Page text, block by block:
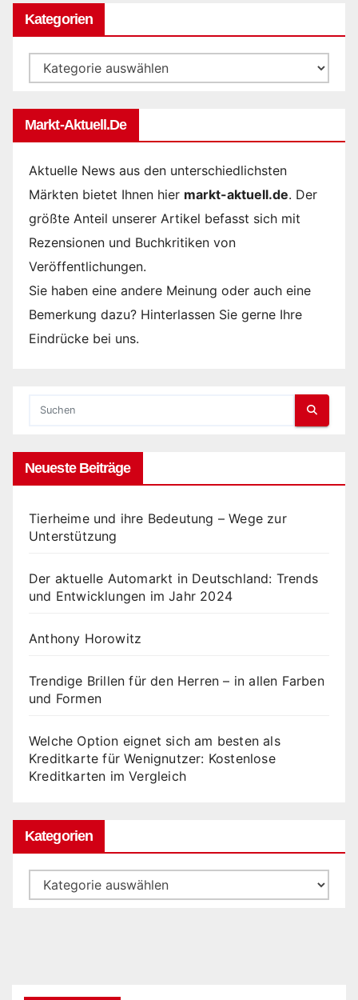
Kategorien
Kategorien
Markt-Aktuell.de
Aktuelle News aus den unterschiedlichsten
Märkten bietet Ihnen hier markt-aktuell.de. Der
größte Anteil unserer Artikel befasst sich mit
Rezensionen und Buchkritiken von
Veröffentlichungen.
Sie haben eine andere Meinung oder auch eine
Bemerkung dazu? Hinterlassen Sie gerne Ihre
Eindrücke bei uns.
Neueste Beiträge
Tierheime und ihre Bedeutung – Wege zur
Unterstützung
Der aktuelle Automarkt in Deutschland: Trends
und Entwicklungen im Jahr 2024
Anthony Horowitz
Trendige Brillen für den Herren – in allen Farben
und Formen
Welche Option eignet sich am besten als
Kreditkarte für Wenignutzer: Kostenlose
Kreditkarten im Vergleich
Kategorien
Kategorien